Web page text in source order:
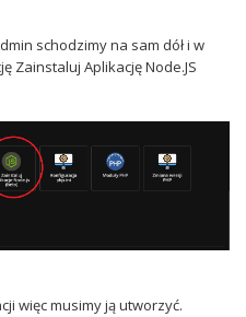
schodzimy na sam dół i w
Zainstaluj Aplikację Node.JS
więc musimy ją utworzyć.